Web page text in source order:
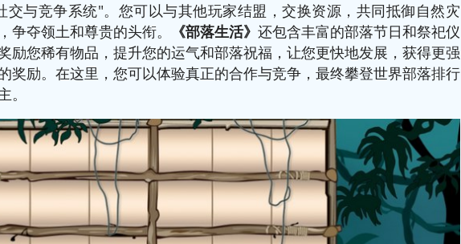
交与竞争系统"。您可以与其他玩家结盟，交换资源，共同抵御自然灾
夺领土和尊贵的头衔。
《部落生活》 还包含丰富的部落节日和祭祀仪
励您稀有物品，提升您的运气和部落祝福，让您更快地发展，获得更强
奖励。在这里，您可以体验真正的合作与竞争，最终攀登世界部落排行